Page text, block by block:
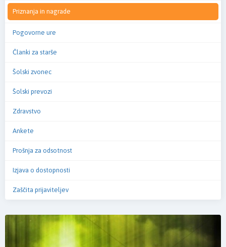
Priznanja in nagrade
Pogovorne ure
Članki za starše
Šolski zvonec
Šolski prevozi
Zdravstvo
Ankete
Prošnja za odsotnost
Izjava o dostopnosti
Zaščita prijaviteljev